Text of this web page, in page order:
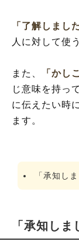
「了解しまし
人に対して使
また、 「かし
じ意味を持っ
に伝えたい時
ます。
「承知し
「承知し